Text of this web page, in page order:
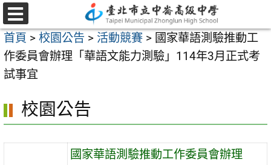
跳
至
主
要
內
區
選
單
首頁 > 校園公告 > 活動競賽 > 國家華語測驗推動工
作委員會辦理「華語文能力測驗」114年3月正式考
試事宜
校園公告
國家華語測驗推動工作委員會辦理